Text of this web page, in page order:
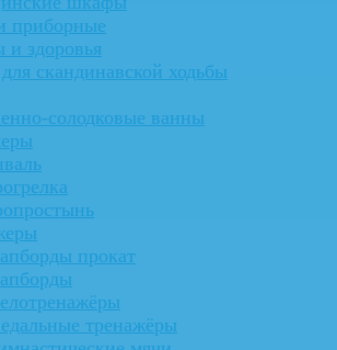
приборные
и здоровья
скандинавской ходьбы
солодковые ванны
прокат
тренажёры